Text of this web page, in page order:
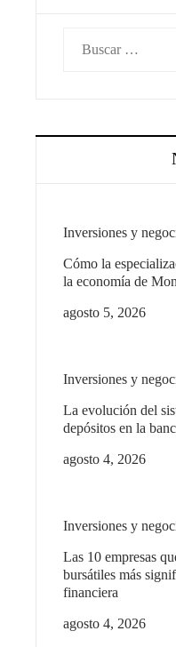
Inversiones y
Cómo la
la economía de
agosto 5, 2026
Inversiones y
La evolución del
depósitos en la
agosto 4, 2026
Inversiones y
Las 10 empresas
bursátiles más
financiera
agosto 4, 2026